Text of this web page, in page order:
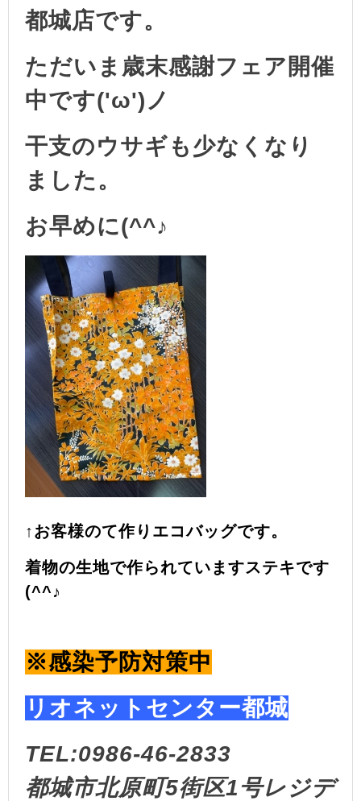
都城店です。
ただいま 歳末感謝フェア開催
中です('ω')ノ
​干支のウサギも少なくなり
ました。
お早めに(^^♪
↑お客様のて作りエコバッグです。
着物の生地で作られていますステキです
(^^♪
※感染予防対策中
リオネットセンター都城
TEL:0986-46-2833
都城市北原町5街区1号レジデ